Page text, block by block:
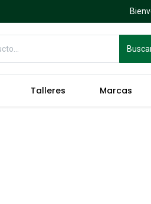
Talleres Marcas